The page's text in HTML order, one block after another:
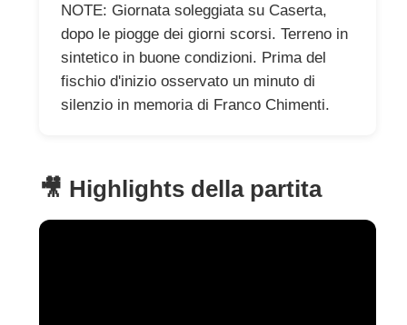
NOTE: Giornata soleggiata su Caserta,
dopo le piogge dei giorni scorsi. Terreno in
sintetico in buone condizioni. Prima del
fischio d'inizio osservato un minuto di
silenzio in memoria di Franco Chimenti.
🎥 Highlights della partita